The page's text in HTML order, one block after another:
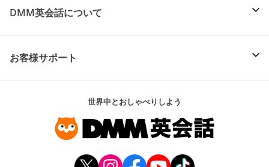
DMM英会話について
お客様サポート
世界中とおしゃべりしよう